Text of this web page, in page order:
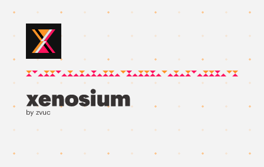
by zvuc